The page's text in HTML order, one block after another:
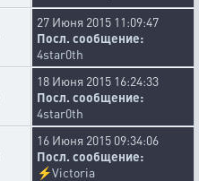
27 Июня 2015 11:09:47
Посл. сообщение:
4star0th
18 Июня 2015 16:24:33
Посл. сообщение:
4star0th
16 Июня 2015 09:34:06
Посл. сообщение:
⚡Victoria